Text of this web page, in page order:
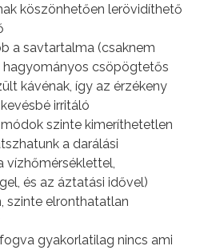
köszönhetően lerövidíthető
a savtartalma (csaknem
hagyományos csöpögtetős
kávénak, így az érzékeny
irritáló
szinte kimeríthetetlen
a darálási
vízhőmérséklettel,
és az áztatási idővel)
szinte elronthatatlan
gyakorlatilag nincs ami